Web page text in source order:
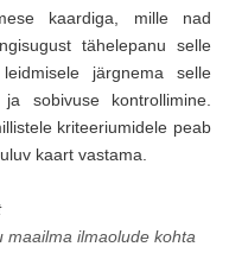
kaardiga, mille nad
tähelepanu selle
järgnema selle
sobivuse kontrollimine.
kriteeriumidele peab
kaart vastama.
maailma ilmaolude kohta